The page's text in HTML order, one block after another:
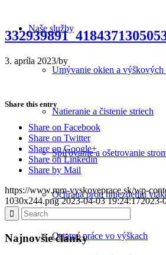
Naše služby
Umývanie okien a výškových
Natieranie a čistenie striech
Spiľovanie a ošetrovanie
Ochrana proti hniezdeniu
Ostatné práce vo výškach
3. apríla 2023/by
Share this entry
Share on Facebook
Share on Twitter
Share on Google+
Share on Linkedin
Share by Mail
https://www.mm-vyskoveprace.sk/wp-
1030x244.png 2023-04-03 19:24:172023-
Najnovšie články